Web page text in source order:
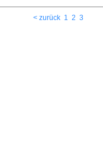
< zurück 1 2 3